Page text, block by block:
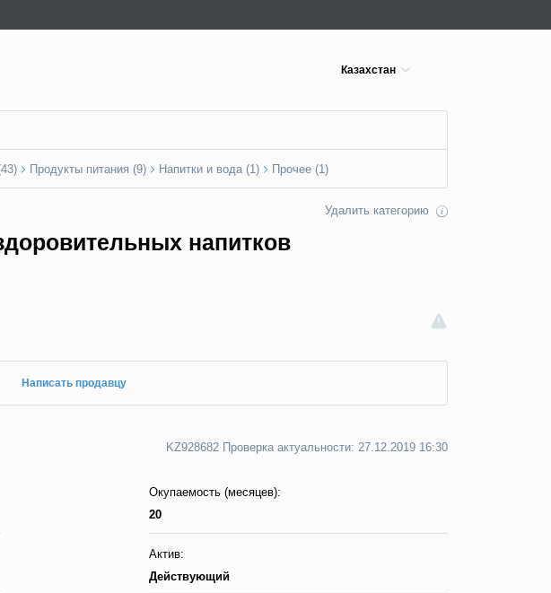
Казахстан
Продукты питания (9) Напитки и вода (1) Прочее (1)
Удалить категорию
напитков
Написать продавцу
KZ928682 Пpoвepкa aктyaльнocти: 27.12.2019 16:30
Окупаемость (месяцев):
20
Актив:
Действующий